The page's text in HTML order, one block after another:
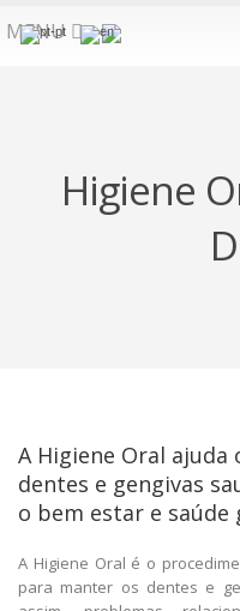
MENU
Higiene
A Higiene Oral
dentes e gengivas
o bem estar e saúde
A Higiene Oral é o
para manter os dentes e